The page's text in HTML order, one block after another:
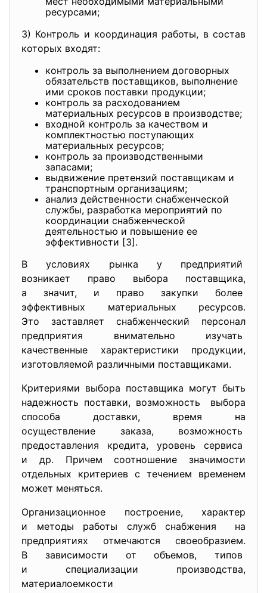
ресурсами;
3) Контроль и координация работы, в состав
которых входят:
контроль за выполнением договорных
обязательств поставщиков, выполнение
ими сроков поставки продукции;
контроль за расходованием
материальных ресурсов в производстве;
входной контроль за качеством и
комплектностью поступающих
материальных ресурсов;
контроль за производственными
запасами;
выдвижение претензий поставщикам и
транспортным организациям;
анализ действенности снабженческой
службы, разработка мероприятий по
координации снабженческой
деятельностью и повышение ее
эффективности [3].
В условиях рынка у предприятий
возникает право выбора поставщика,
а значит, и право закупки более
эффективных материальных ресурсов.
Это заставляет снабженческий персонал
предприятия внимательно изучать
качественные характеристики продукции,
изготовляемой различными поставщиками.
Критериями выбора поставщика могут быть
надежность поставки, возможность выбора
способа доставки, время на
осуществление заказа, возможность
предоставления кредита, уровень сервиса
и др. Причем соотношение значимости
отдельных критериев с течением временем
может меняться.
Организационное построение, характер
и методы работы служб снабжения на
предприятиях отмечаются своеобразием.
В зависимости от объемов, типов
и специализации производства,
материалоемкости